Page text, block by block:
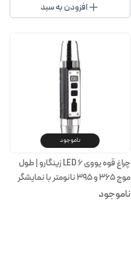
افزودن به سبد
ناموجود
چراغ قوه یووی ۶ LED زینگارو | طول
موج ۳۶۵ و ۳۹۵ نانومتر با نمایشگر
درصد شارژ
ناموجود